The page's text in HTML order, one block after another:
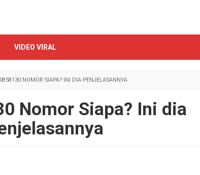
VIDEO VIRAL
NOMOR SIAPA? INI DIA PENJELASANNYA
Nomor Siapa? Ini dia